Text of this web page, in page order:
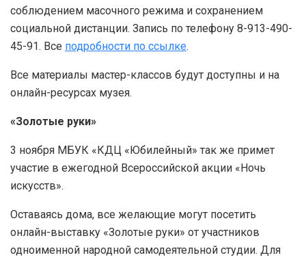
соблюдением масочного режима и сохранением
социальной дистанции. Запись по телефону 8-913-490-
45-91. Все подробности по ссылке.
Все материалы мастер-классов будут доступны и на
онлайн-ресурсах музея.
«Золотые руки»
3 ноября МБУК «КДЦ «Юбилейный» так же примет
участие в ежегодной Всероссийской акции «Ночь
искусств».
Оставаясь дома, все желающие могут посетить
онлайн-выставку «Золотые руки» от участников
одноименной народной самодеятельной студии. Для